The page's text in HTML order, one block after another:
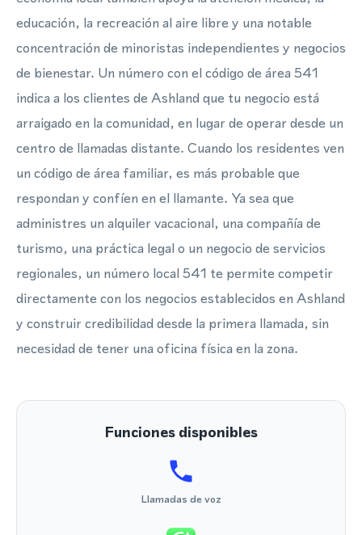
educación, la recreación al aire libre y una notable
concentración de minoristas independientes y negocios
de bienestar. Un número con el código de área 541
indica a los clientes de Ashland que tu negocio está
arraigado en la comunidad, en lugar de operar desde un
centro de llamadas distante. Cuando los residentes ven
un código de área familiar, es más probable que
respondan y confíen en el llamante. Ya sea que
administres un alquiler vacacional, una compañía de
turismo, una práctica legal o un negocio de servicios
regionales, un número local 541 te permite competir
directamente con los negocios establecidos en Ashland
y construir credibilidad desde la primera llamada, sin
necesidad de tener una oficina física en la zona.
Funciones disponibles
Llamadas de voz